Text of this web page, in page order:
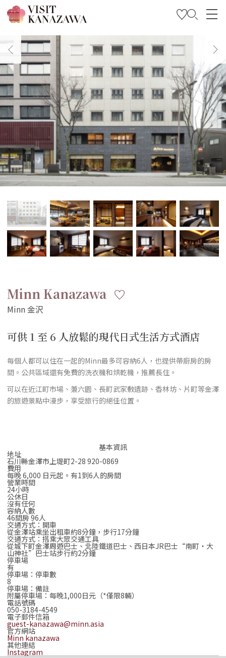
觀光資訊
旅遊計畫
Travel Trade and Media
Languages
Minn Kanazawa
可供 1 至 6 人放鬆的現代日式生活方式酒店
每個人都可以住在一起的Minn最多可容納6人，也提供帶廚房的房
間。公共區域還有免費的洗衣機和烘乾機，推薦長住。
可以在近江町市場、兼六園、長町武家敷遺跡、香林坊、片町等金澤
的旅遊景點中漫步，享受旅行的絕佳位置。
基本資訊
地址
石川縣金澤市上堤町2-28 920-0869
費用
每晚 6,000 日元起。有1到6人的房間
營業時間
24小時
公休日
沒有任何
容納人數
46間房 96人
交通方式：開車
從金澤站乘坐出租車約8分鐘，步行17分鐘
交通方式：搭乘大眾交通工具
從城下町金澤周遊巴士、北陸鐵道巴士、西日本JR巴士“南町・大
山神社”巴士站步行約2分鐘
停車場
有
停車場：停車數
8
停車場：備註
附屬停車場：每晚1,000日元（*僅限8輛）
電話號碼
050-3184-4549
電子郵件信箱
guest-kanazawa@minn.asia
官方網站
Minn kanazawa
其他連結
Instagram